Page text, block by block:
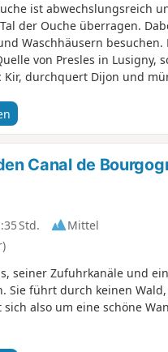
ist abwechslungsreich
der Ouche überragen.
Waschhäusern besuchen.
von Presles in Lusigny,
durchquert Dijon und
Canal de
Std.
Mittel
seiner Zufuhrkanäle und
Sie führt durch keinen
also um eine schöne